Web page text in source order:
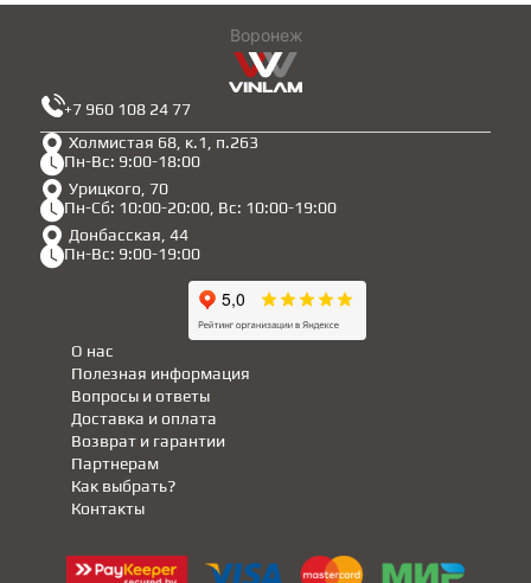
Воронеж
Холмистая 68, к.1, п.263
Пн-Вс: 9:00-18:00
Урицкого, 70
Пн-Сб: 10:00-20:00, Вс: 10:00-19:00
Донбасская, 44
Пн-Вс: 9:00-19:00
+7 960 108 24 77
Полезная информация
Партнерам
Вопросы и ответы
Доставка и оплата
Возврат и гарантии
Как выбрать?
О нас
Контакты